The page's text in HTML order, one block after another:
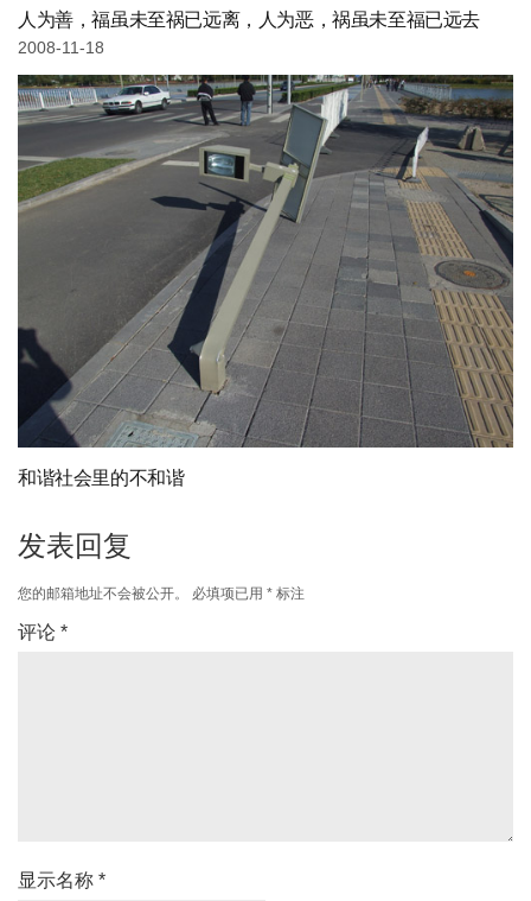
人为善，福虽未至祸已远离，人为恶，祸虽未至福已远去
2008-11-18
和谐社会里的不和谐
发表回复
您的邮箱地址不会被公开。 必填项已用 * 标注
评论 *
显示名称 *